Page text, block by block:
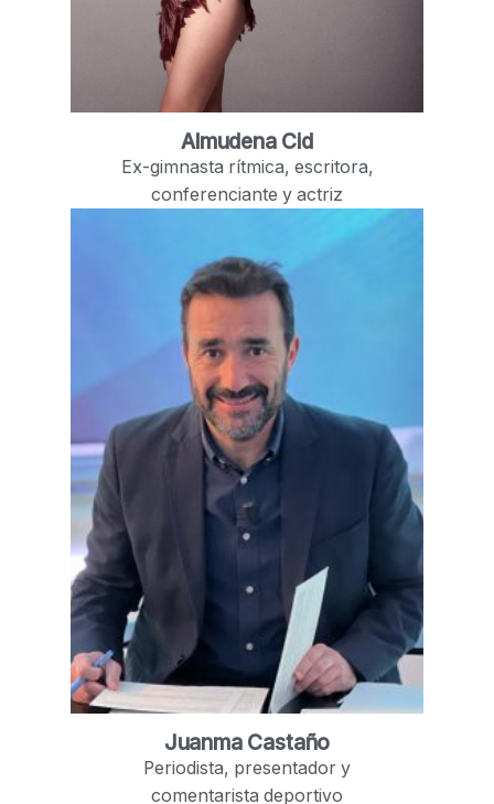
Almudena Cid
Ex-gimnasta rítmica, escritora,
conferenciante y actriz
Juanma Castaño
Periodista, presentador y
comentarista deportivo